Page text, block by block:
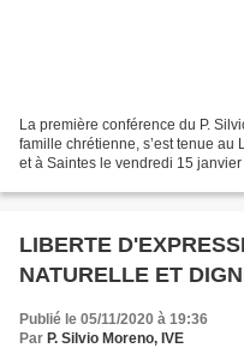
La première conférence du P.
famille chrétienne, s’est tenue au
et à Saintes le vendredi 15
LIBERTE
NATURELLE ET
Publié le 05/11/2020 à 19:36
Par P. Silvio Moreno, IVE